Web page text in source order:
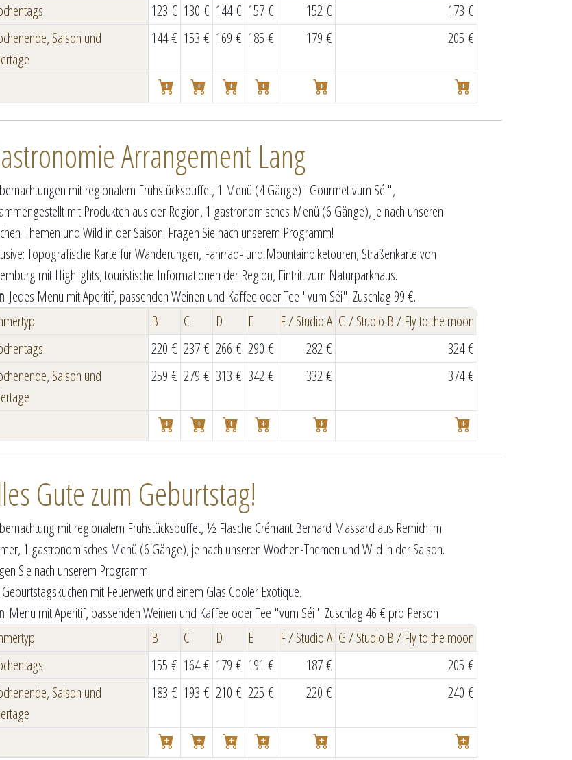
123 € 130 € 144 € 157 € 152 €
173 €
Saison und
144 € 153 € 169 € 185 € 179 € 205 €
Arrangement Lang
mit regionalem Frühstücksbuffet, 1 Menü (4 Gänge) "Gourmet vum Séi",
mit Produkten aus der Region, 1 gastronomisches Menü (6 Gänge), je nach unseren
Themen und Wild in der Saison. Fragen Sie nach unserem Programm!
Topografische Karte für Wanderungen, Fahrrad- und Mountainbiketouren, Straßenkarte von
mit Highlights, touristische Informationen der Region, Eintritt zum Naturparkhaus.
: Jedes Menü mit Aperitif, passenden Weinen und Kaffee oder Tee "vum Séi": Zuschlag 99 €.
B C D E F / Studio A G / Studio B / Fly to the moon
220 € 237 € 266 € 290 € 282 €
324 €
Saison und
259 € 279 € 313 € 342 € 332 € 374 €
Gute zum Geburtstag!
mit regionalem Frühstücksbuffet, ½ Flasche Crémant Bernard Massard aus Remich im
1 gastronomisches Menü (6 Gänge), je nach unseren Wochen-Themen und Wild in der Saison.
Sie nach unserem Programm!
mit Feuerwerk und einem Glas Cooler Exotique.
: Menü mit Aperitif, passenden Weinen und Kaffee oder Tee "vum Séi": Zuschlag 46 € pro Person
B C D E F / Studio A G / Studio B / Fly to the moon
155 € 164 € 179 € 191 € 187 €
205 €
Saison und
183 € 193 € 210 € 225 € 220 € 240 €